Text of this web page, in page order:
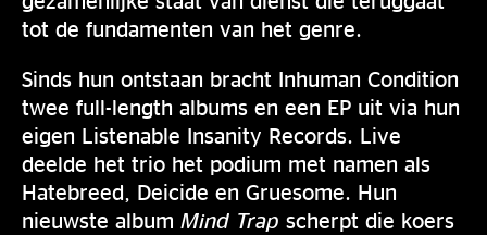
tot de fundamenten van het genre.
Sinds hun ontstaan bracht Inhuman Condition
twee full-length albums en een EP uit via hun
eigen Listenable Insanity Records. Live
deelde het trio het podium met namen als
Hatebreed, Deicide en Gruesome. Hun
nieuwste album Mind Trap scherpt die koers